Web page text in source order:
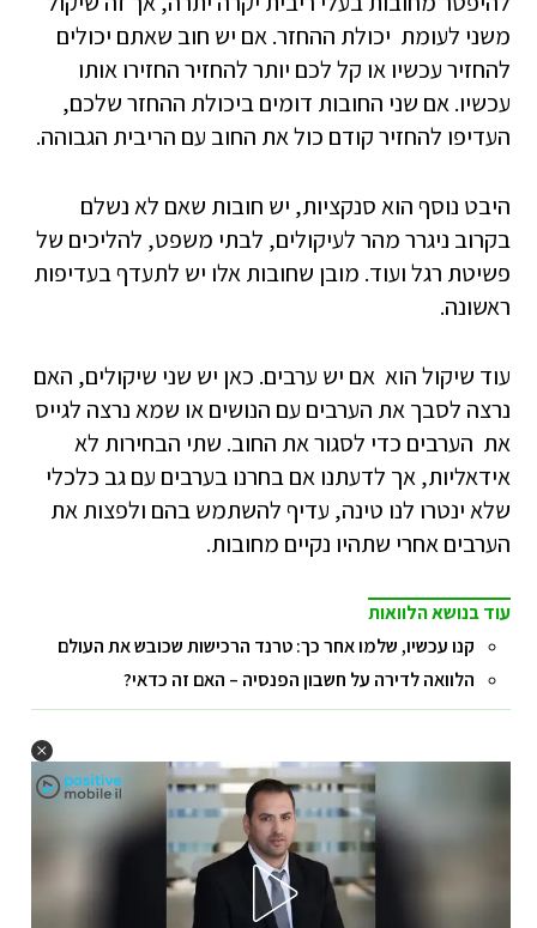
משני לעומת יכולת ההחזר. אם יש חוב שאתם יכולים
להחזיר עכשיו או קל לכם יותר להחזיר החזירו אותו
עכשיו. אם שני החובות דומים ביכולת ההחזר שלכם,
העדיפו להחזיר קודם כול את החוב עם הריבית הגבוהה.
היבט נוסף הוא סנקציות, יש חובות שאם לא נשלם
בקרוב ניגרר מהר לעיקולים, לבתי משפט, להליכים של
פשיטת רגל ועוד. מובן שחובות אלו יש לתעדף בעדיפות
ראשונה.
עוד שיקול הוא אם יש ערבים. כאן יש שני שיקולים, האם
נרצה לסבך את הערבים עם הנושים או שמא נרצה לגייס
את הערבים כדי לסגור את החוב. שתי הבחירות לא
אידאליות, אך לדעתנו אם בחרנו בערבים עם גב כלכלי
שלא ינטרו לנו טינה, עדיף להשתמש בהם ולפצות את
הערבים אחרי שתהיו נקיים מחובות.
עוד בנושא הלוואות
קנו עכשיו, שלמו אחר כך: טרנד הרכישות שכובש את העולם
הלוואה לדירה על חשבון הפנסיה – האם זה כדאי?